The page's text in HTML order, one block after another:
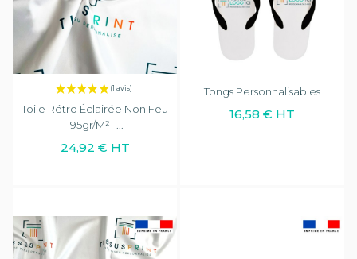
Toile Rétro Éclairée Non Feu
195gr/m² -...
24,92 € HT
Tongs Personnalisables
16,58 € HT